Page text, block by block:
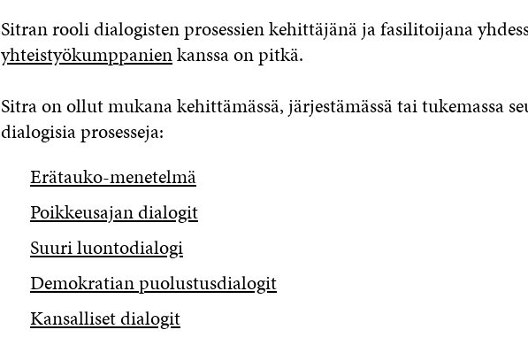
Sitran rooli dialogisten prosessien kehittäjänä ja fasilitoijana
yhteistyökumppanienkanssa on pitkä.
Sitra on ollut mukana kehittämässä, järjestämässä tai tukemassa
dialogisia prosesseja:
Erätauko-menetelmä
Poikkeusajan dialogit
Suuri luontodialogi
Demokratian puolustusdialogit
Kansalliset dialogit